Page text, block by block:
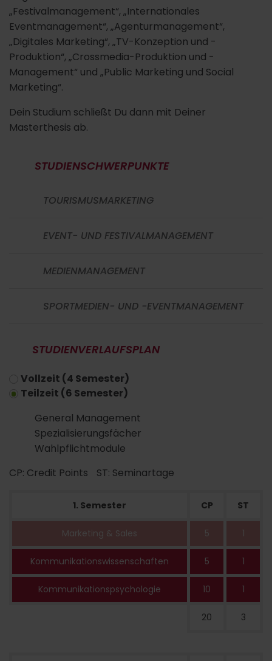
„Festivalmanagement“, „Internationales
Eventmanagement“, „Agenturmanagement“,
„Digitales Marketing“, „TV-Konzeption und -
Produktion“, „Crossmedia-Produktion und -
Management“ und „Public Marketing und Social
Marketing“.
Dein Studium schließt Du dann mit Deiner
Masterthesis ab.
STUDIENSCHWERPUNKTE
TOURISMUSMARKETING
EVENT- UND FESTIVALMANAGEMENT
MEDIENMANAGEMENT
SPORTMEDIEN- UND -EVENTMANAGEMENT
STUDIENVERLAUFSPLAN
Vollzeit (4 Semester)
Teilzeit (6 Semester)
General Management
Spezialisierungs­fächer
Wahlpflichtmodule
CP: Credit Points
ST: Seminartage
1. Semester CP ST
Marketing & Sales 5 1
Kommunikationswissenschaften 5 1
Kommunikationspsychologie 10 1
20 3